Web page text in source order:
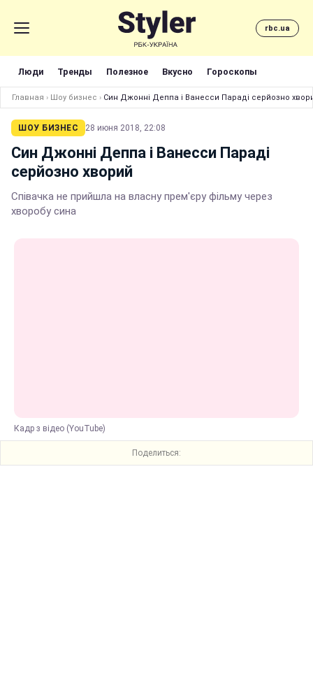
rbc.ua
Люди Тренды Полезное Вкусно Гороскопы
Главная › Шоу бизнес › Син Джонні Деппа і Ванесси Параді серйозно
ШОУ БИЗНЕС 28 июня 2018, 22:08
Син Джонні Деппа і Ванесси Параді
серйозно хворий
Співачка не прийшла на власну прем'єру фільму через
хворобу сина
Кадр з відео (YouTube)
Поделиться: